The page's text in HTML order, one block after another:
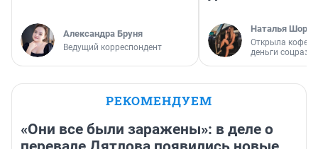
Александра Бруня
Ведущий корреспондент
Наталья
Открыла
деньги
РЕКОМЕНДУЕМ
«Они все были заражены»: в деле о